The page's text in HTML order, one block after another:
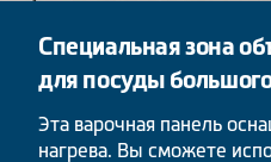
Специальная зона
для посуды
Эта варочная панель
нагрева. Вы сможете